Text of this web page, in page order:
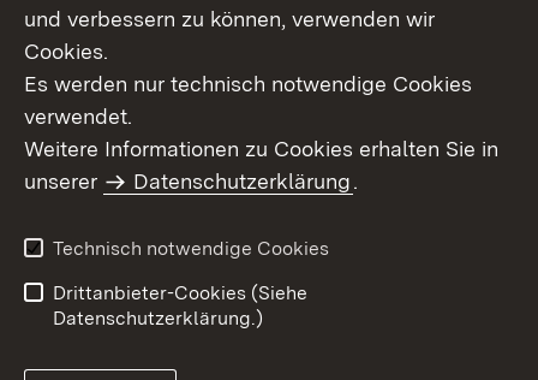
Themenübersicht
Barrierefreiheit
und verbessern zu können, verwenden wir
Cookies.
Es werden nur technisch notwendige Cookies
verwendet.
Weitere Informationen zu Cookies erhalten Sie in
unserer
Datenschutzerklärung.
Technisch notwendige Cookies
Drittanbieter-Cookies (Siehe
Datenschutzerklärung.)